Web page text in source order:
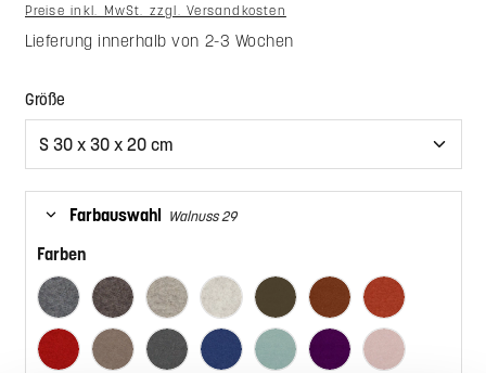
Preise inkl. MwSt. zzgl. Versandkosten
Lieferung innerhalb von 2-3 Wochen
Größeauswählen
Farbauswahl Walnuss 29
Farben
Anthrazit 01Pepper 47Hellmeliert 07
Marmor 06Umbra 42Zimt 67 Iron 66
Rot 11 Taupe 35Taubengrau 17
Indigo 12Aqua 50 Pflaume 68Powder 51